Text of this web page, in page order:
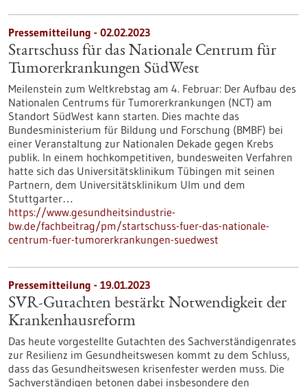
Pressemitteilung - 02.02.2023
Startschuss für das Nationale Centrum für
Tumorerkrankungen SüdWest
Meilenstein zum Weltkrebstag am 4. Februar: Der Aufbau des
Nationalen Centrums für Tumorerkrankungen (NCT) am
Standort SüdWest kann starten. Dies machte das
Bundesministerium für Bildung und Forschung (BMBF) bei
einer Veranstaltung zur Nationalen Dekade gegen Krebs
publik. In einem hochkompetitiven, bundesweiten Verfahren
hatte sich das Universitätsklinikum Tübingen mit seinen
Partnern, dem Universitätsklinikum Ulm und dem
Stuttgarter…
https://www.gesundheitsindustrie-
bw.de/fachbeitrag/pm/startschuss-fuer-das-nationale-
centrum-fuer-tumorerkrankungen-suedwest
Pressemitteilung - 19.01.2023
SVR-Gutachten bestärkt Notwendigkeit der
Krankenhausreform
Das heute vorgestellte Gutachten des Sachverständigenrates
zur Resilienz im Gesundheitswesen kommt zu dem Schluss,
dass das Gesundheitswesen krisenfester werden muss. Die
Sachverständigen betonen dabei insbesondere den